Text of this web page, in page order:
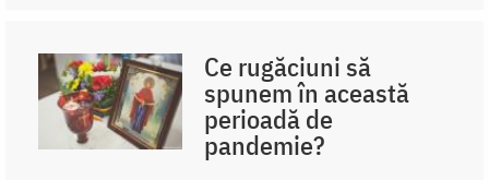
Ce rugăciuni să
spunem în această
perioadă de
pandemie?